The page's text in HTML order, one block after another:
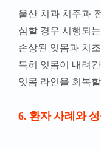
울산 치과 치주과
심할 경우 시행되
손상된 잇몸과 치
특히 잇몸이 내려
잇몸 라인을 회복
6. 환자 사례와